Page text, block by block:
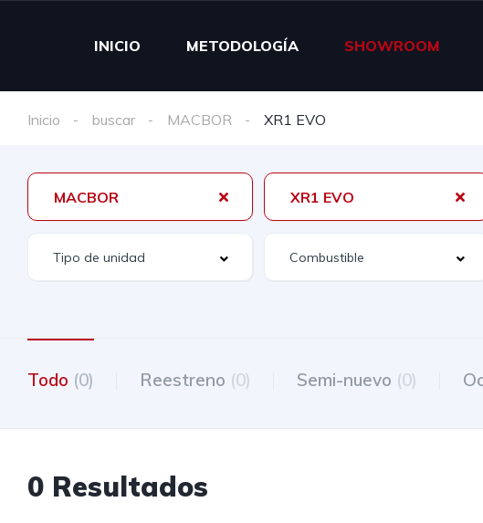
INICIO METODOLOGÍA SHOWROOM
Inicio buscar MACBOR XR1 EVO
MACBOR XR1 EVO
Todo (0) Reestreno (0) Semi-nuevo (0)
0 Resultados